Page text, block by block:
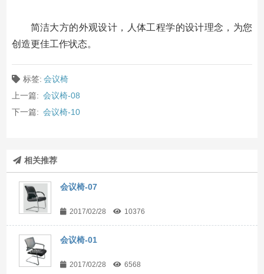
简洁大方的外观设计，人体工程学的设计理念，为您
创造更佳工作状态。
标签: 会议椅
上一篇: 会议椅-08
下一篇: 会议椅-10
相关推荐
会议椅-07
2017/02/28 10376
会议椅-01
2017/02/28 6568